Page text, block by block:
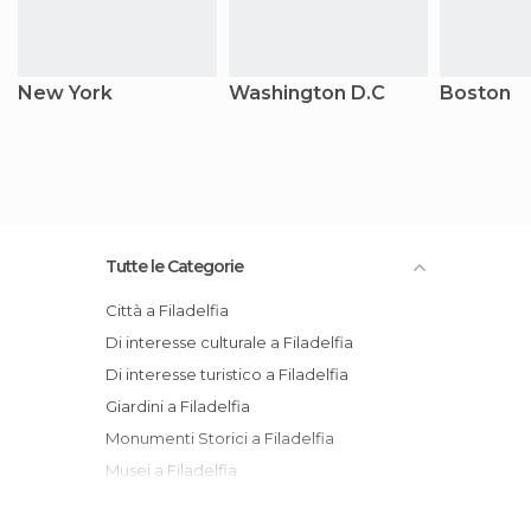
New York Washington D.C Boston
Tutte le Categorie
Città a Filadelfia
Di interesse culturale a Filadelfia
Di interesse turistico a Filadelfia
Giardini a Filadelfia
Monumenti Storici a Filadelfia
Musei a Filadelfia